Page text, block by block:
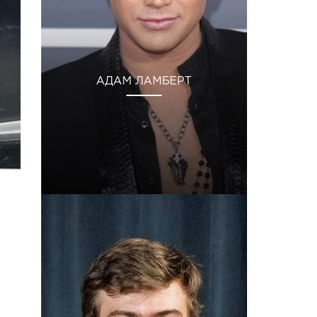
АДАМ ЛАМБЕРТ